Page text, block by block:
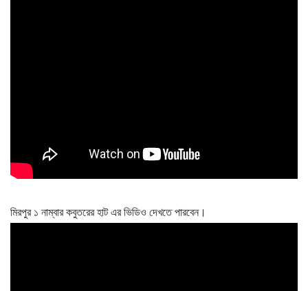
মিরপুর ১ নাম্বার কবুতরের হাট এর ভিডিও দেখতে পারবেন।